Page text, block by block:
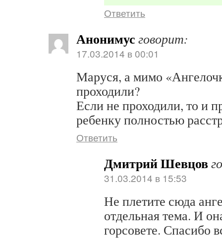
Ответить
Анонимус говорит:
17.03.2014 в 00:01
Маруся, а мимо
проходили?
Если не проходили, то и
ребенку полностью
Ответить
Дмитрий Шевцов
31.03.2014 в 15:53
Не плетите сюда
отдельная тема. И
горсовете. Спасибо